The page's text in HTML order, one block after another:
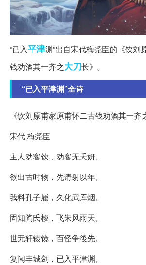
“已入平津渊”出自宋代梅尧臣的《饮刘
钱劝酒其一齐之大刀长》。
“已入平津渊”全诗
《饮刘原甫家原甫怀二古钱劝酒其一齐
宋代 梅尧臣
主人劝客饮，劝客无夭妍。
欲出古时物，先请射以年。
我料孔子履，久化武库烟。
固知陶氏梭，飞朱风雨天。
世无轩辕镜，百怪争後先。
复闻丰城剑，已入平津渊。